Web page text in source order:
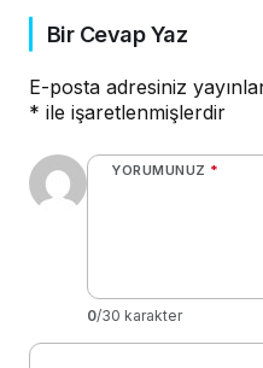
Bir Cevap Yaz
E-posta adresiniz
* ile işaretlenmişlerdir
YORUMUNUZ *
0/30 karakter